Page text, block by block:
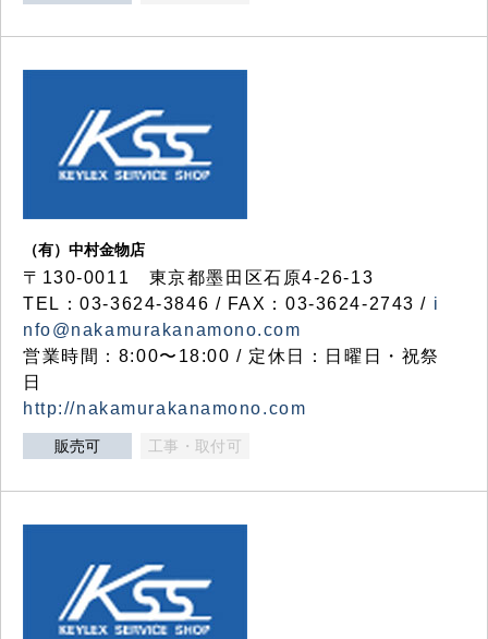
（有）中村金物店
〒130-0011 東京都墨田区石原4-26-13
TEL：03-3624-3846 / FAX：03-3624-2743 / i
nfo@nakamurakanamono.com
営業時間：8:00〜18:00 / 定休日：日曜日・祝祭
日
http://nakamurakanamono.com
販売可 工事・取付可